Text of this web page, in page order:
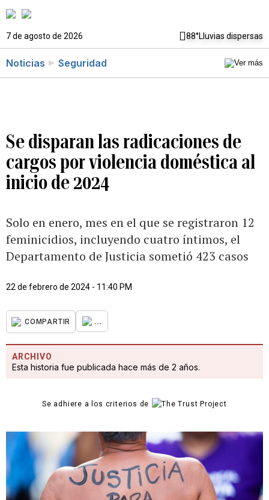
7 de agosto de 2026 88°Lluvias dispersas
Noticias Seguridad
Se disparan las radicaciones de
cargos por violencia doméstica al
inicio de 2024
Solo en enero, mes en el que se registraron 12
feminicidios, incluyendo cuatro íntimos, el
Departamento de Justicia sometió 423 casos
22 de febrero de 2024 - 11:40 PM
COMPARTIR ...
ARCHIVO
Esta historia fue publicada hace más de 2 años.
Se adhiere a los criterios de